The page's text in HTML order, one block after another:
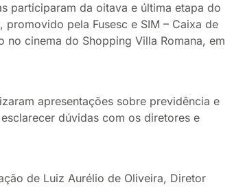
participaram da oitava e última etapa do
promovido pela Fusesc e SIM – Caixa de
no cinema do Shopping Villa Romana, em
apresentações sobre previdência e
dúvidas com os diretores e
de Luiz Aurélio de Oliveira, Diretor